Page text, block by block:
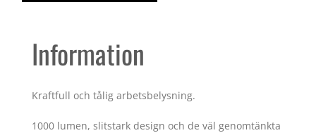
Information
Kraftfull och tålig arbetsbelysning.
1000 lumen, slitstark design och de väl genomtänkta